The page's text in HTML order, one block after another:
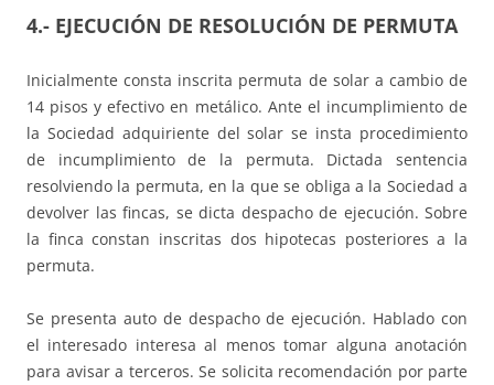
4.- EJECUCIÓN DE RESOLUCIÓN DE PERMUTA
Inicialmente consta inscrita permuta de solar a cambio de
14 pisos y efectivo en metálico. Ante el incumplimiento de
la Sociedad adquiriente del solar se insta procedimiento
de incumplimiento de la permuta. Dictada sentencia
resolviendo la permuta, en la que se obliga a la Sociedad a
devolver las fincas, se dicta despacho de ejecución. Sobre
la finca constan inscritas dos hipotecas posteriores a la
permuta.
Se presenta auto de despacho de ejecución. Hablado con
el interesado interesa al menos tomar alguna anotación
para avisar a terceros. Se solicita recomendación por parte